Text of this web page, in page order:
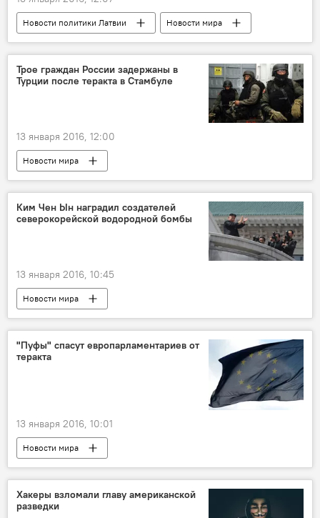
Новости политики Латвии
Новости мира
Беженцы в Латвии и ЕС
Трое граждан России задержаны в
Турции после теракта в Стамбуле
13 января 2016, 12:00
Новости мира
Ким Чен Ын наградил создателей
северокорейской водородной бомбы
13 января 2016, 10:45
Новости мира
"Пуфы" спасут европарламентариев от
теракта
13 января 2016, 10:01
Новости мира
Хакеры взломали главу американской
разведки